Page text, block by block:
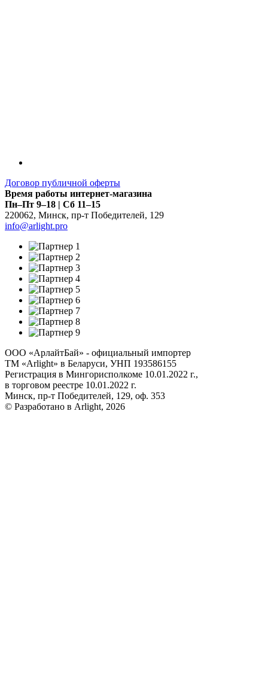
Договор публичной оферты
Время работы интернет-магазина
Пн–Пт 9–18 | Сб 11–15
220062, Минск, пр-т Победителей, 129
info@arlight.pro
ООО «АрлайтБай» - официальный импортер
ТМ «Arlight» в Беларуси, УНП 193586155
Регистрация в Мингорисполкоме 10.01.2022 г.,
в торговом реестре 10.01.2022 г.
Минск, пр-т Победителей, 129, оф. 353
© Разработано в Arlight, 2026